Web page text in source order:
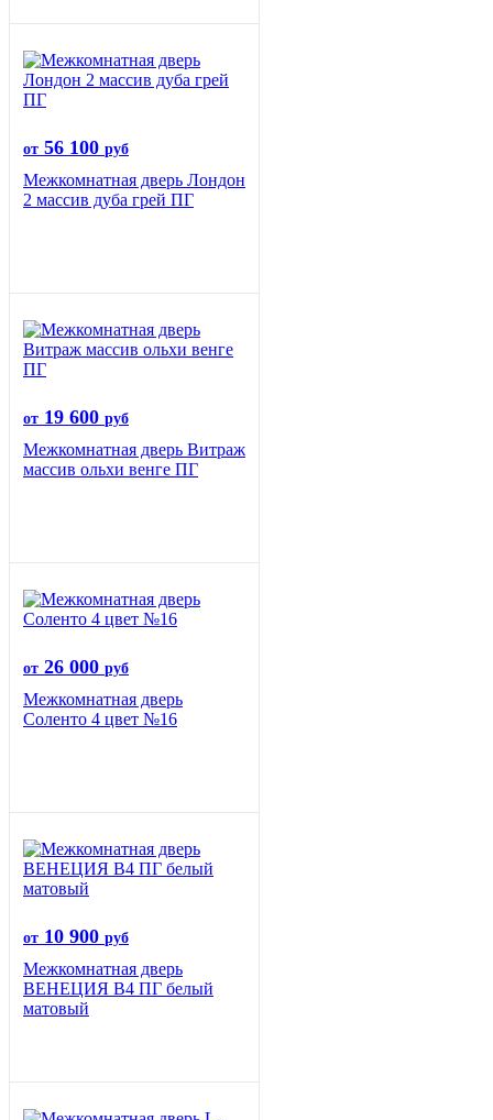
от 56 100 руб
Межкомнатная дверь Лондон
2 массив дуба грей ПГ
от 19 600 руб
Межкомнатная дверь Витраж
массив ольхи венге ПГ
от 26 000 руб
Межкомнатная дверь
Соленто 4 цвет №16
от 10 900 руб
Межкомнатная дверь
ВЕНЕЦИЯ B4 ПГ белый
матовый